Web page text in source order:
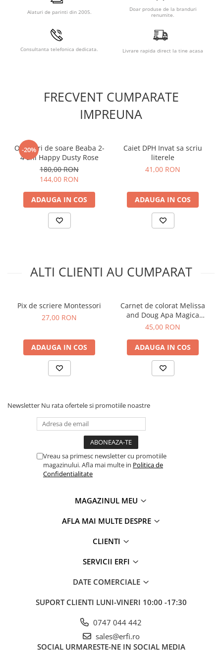
DPH Coloram cu Ema si Eric:
Autor(i): Ioana Chicet Macoveiciuc (Printesa Urbana).
ISBN: 978-606-048-238-3.
Tip coperta: Brosurata.
Produsul este nou si comercializat in ambalajul original al
producatorului. Imaginile de pe EduClass au caracter
Alaturi de parinti din 2005.
Doar produse de la branduri
renumite.
Consultanta telefonica dedicata. Livrare rapida direct la tine acasa
FRECVENT CUMPARATE
IMPREUNA
-20%
Ochelari de soare Beaba 2-
4 ani Happy Dusty Rose
180,00 RON
144,00 RON
ADAUGA IN COS
Caiet DPH Invat sa scriu
literele
41,00 RON
ADAUGA IN COS
ALTI CLIENTI AU CUMPARAT
Pix de scriere Montessori
27,00 RON
ADAUGA IN COS
Carnet de colorat Melissa
and Doug Apa Magica
Labirint
45,00 RON
ADAUGA IN COS
Newsletter Nu rata ofertele si promotiile noastre
Vreau sa primesc newsletter cu promotiile
magazinului. Afla mai multe in Politica de
Confidentialitate
MAGAZINUL MEU
AFLA MAI MULTE DESPRE
CLIENTI
SERVICII ERFI
DATE COMERCIALE
SUPORT CLIENTI LUNI-VINERI 10:00 -17:30
0747 044 442
sales@erfi.ro
SOCIAL URMARESTE-NE IN SOCIAL MEDIA